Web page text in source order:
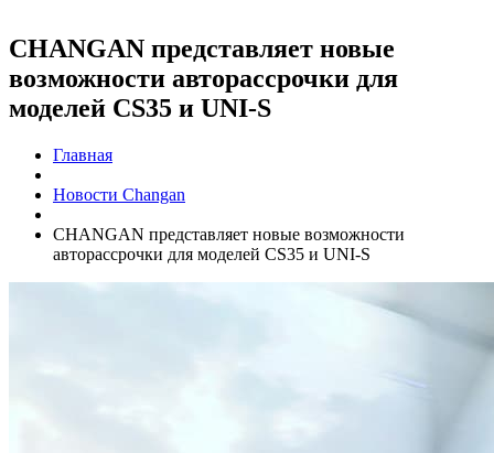
CHANGAN представляет новые
возможности авторассрочки для
моделей CS35 и UNI-S
Главная
Новости Changan
CHANGAN представляет новые возможности
авторассрочки для моделей CS35 и UNI-S